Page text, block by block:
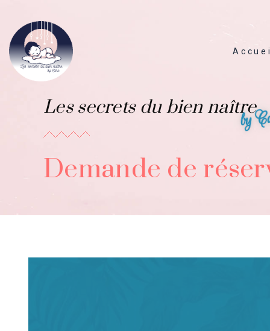
J’accueille mon bébé
Les secrets du bien naître
by
Demande de